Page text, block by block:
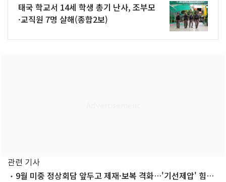
태국 학교서 14세 학생 총기 난사, 조부모
·교직원 7명 살해(종합2보)
관련 기사
9월 미중 정상회담 앞두고 제재·보복 격화…'기선제압' 힘겨